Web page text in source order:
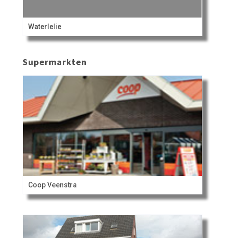
Waterlelie
Supermarkten
Coop Veenstra